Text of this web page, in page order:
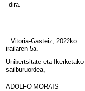
dira.
Vitoria-Gasteiz, 2022ko
irailaren 5a.
Unibertsitate eta Ikerketako
sailburuordea,
ADOLFO MORAIS